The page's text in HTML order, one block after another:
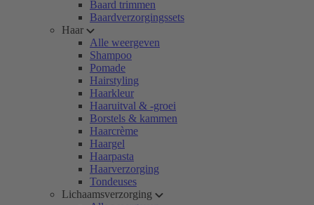
Baard trimmen
Baardverzorgingssets
Haar
Alle weergeven
Shampoo
Pomade
Hairstyling
Haarkleur
Haaruitval & -groei
Borstels & kammen
Haarcrème
Haargel
Haarpasta
Haarverzorging
Tondeuses
Lichaamsverzorging